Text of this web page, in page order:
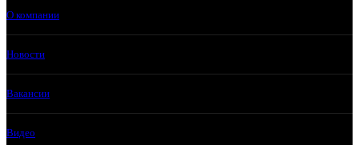
О компании
Новости
Вакансии
Видео